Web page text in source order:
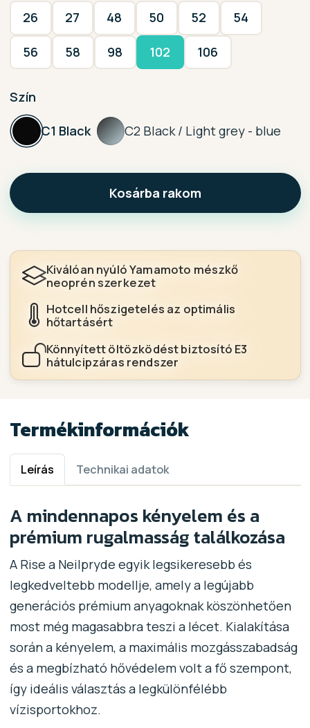
26 27 48 50 52 54
56 58 98 102 106
Szín
C1 Black C2 Black / Light grey - blue
Kosárba rakom
Kiválóan nyúló Yamamoto mészkő
neoprén szerkezet
Hotcell hőszigetelés az optimális
hőtartásért
Könnyített öltözködést biztosító E3
hátulcipzáras rendszer
Termékinformációk
Leírás Technikai adatok
A mindennapos kényelem és a
prémium rugalmasság találkozása
A Rise a Neilpryde egyik legsikeresebb és
legkedveltebb modellje, amely a legújabb
generációs prémium anyagoknak köszönhetően
most még magasabbra teszi a lécet. Kialakítása
során a kényelem, a maximális mozgásszabadság
és a megbízható hővédelem volt a fő szempont,
így ideális választás a legkülönfélébb
vízisportokhoz.